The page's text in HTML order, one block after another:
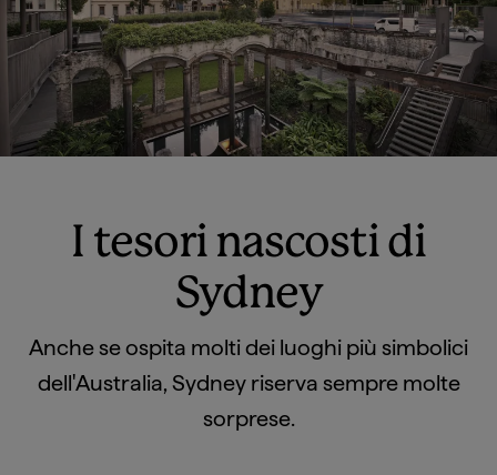
I tesori nascosti di
Sydney
Anche se ospita molti dei luoghi più simbolici
dell'Australia, Sydney riserva sempre molte
sorprese.